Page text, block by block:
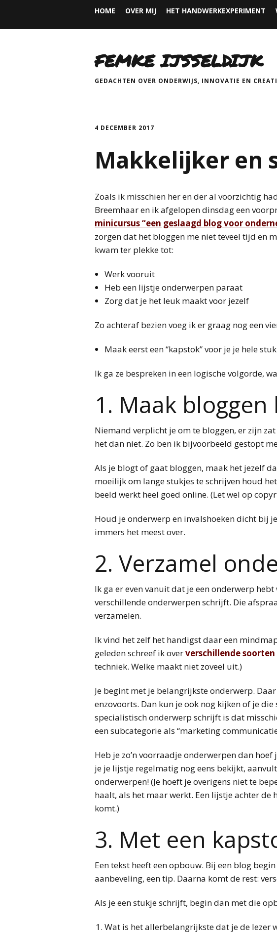
HOME OVER MIJ HET HANDWERKEXPERIMENT
FEMKE IJSSELDIJK
GEDACHTEN OVER ONDERWIJS, INNOVATIE EN
4 DECEMBER 2017
Makkelijker en
Zoals ik misschien her en der al voorzichtig
Breemhaar en ik afgelopen dinsdag een
minicursus “een geslaagd blog voor
zorgen dat het bloggen me niet teveel tijd en
kwam ter plekke tot:
Werk vooruit
Heb een lijstje onderwerpen paraat
Zorg dat je het leuk maakt voor jezelf
Zo achteraf bezien voeg ik er graag nog een
Maak eerst een “kapstok” voor je je hele
Ik ga ze bespreken in een logische volgorde,
1. Maak
Niemand verplicht je om te bloggen, er zijn
het dan niet. Zo ben ik bijvoorbeeld gestopt
Als je blogt of gaat bloggen, maak het jezelf
moeilijk om lange stukjes te schrijven houd
beeld werkt heel goed online. (Let wel op
Houd je onderwerp en invalshoeken dicht bij
immers het meest over.
2. Verzamel
Ik ga er even vanuit dat je een onderwerp
verschillende onderwerpen schrijft. Die
verzamelen.
Ik vind het zelf het handigst daar een
geleden schreef ik oververschillende
techniek. Welke maakt niet zoveel uit.)
Je begint met je belangrijkste onderwerp.
enzovoorts. Dan kun je ook nog kijken of je
specialistisch onderwerp schrijft is dat
een subcategorie als “marketing
Heb je zo’n voorraadje onderwerpen dan
je je lijstje regelmatig nog eens bekijkt,
onderwerpen! (Je hoeft je overigens niet te
haalt, als het maar werkt. Een lijstje achter
komt.)
3. Met een
Een tekst heeft een opbouw. Bij een blog
aanbeveling, een tip. Daarna komt de rest:
Als je een stukje schrijft, begin dan met die
Wat is het allerbelangrijkste dat je de lezer